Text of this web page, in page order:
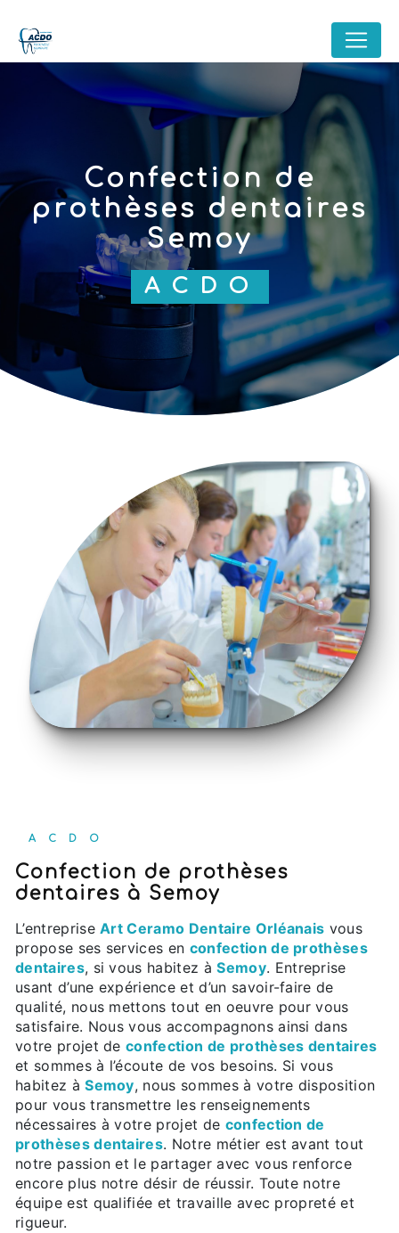
confection de
prothèses dentaires
Semoy
ACDO
ACDO
confection de prothèses
dentaires à Semoy
L’entrepriseArt Ceramo Dentaire Orléanais vous
propose ses services en confection de prothèses
dentaires, si vous habitez àSemoy. Entreprise
usant d’une expérience et d’un savoir-faire de
qualité, nous mettons tout en oeuvre pour vous
satisfaire. Nous vous accompagnons ainsi dans
votre projet deconfection de prothèses dentaires
et sommes à l’écoute de vos besoins. Si vous
habitez àSemoy, nous sommes à votre disposition
pour vous transmettre les renseignements
nécessaires à votre projet de confection de
prothèses dentaires. Notre métier est avant tout
notre passion et le partager avec vous renforce
encore plus notre désir de réussir. Toute notre
équipe est qualifiée et travaille avec propreté et
rigueur.